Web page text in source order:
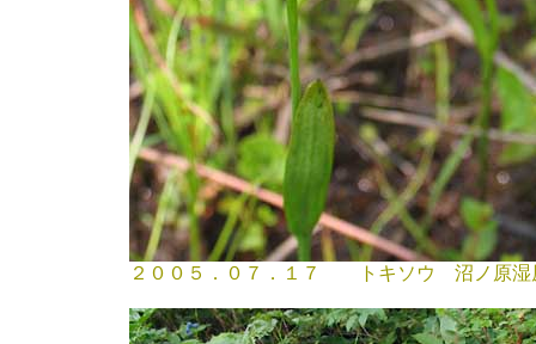
２００５．０７．１７ トキソウ 沼ノ原湿